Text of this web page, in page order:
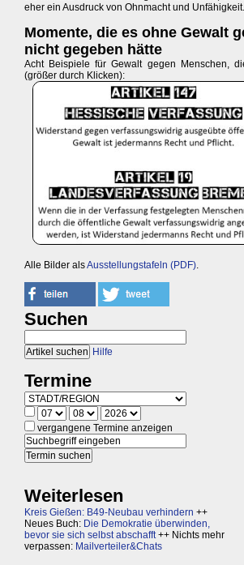
eher ein Ausdruck von Ohnmacht und
Momente, die es ohne Gewalt
nicht gegeben hätte
Acht Beispiele für Gewalt gegen Menschen,
(größer durch Klicken):
Alle Bilder alsAusstellungstafeln (PDF).
Suchen
Hilfe
Termine
vergangene Termine anzeigen
Weiterlesen
Kreis Gießen: B49-Neubau verhindern ++
Neues Buch: Die Demokratie überwinden,
bevor sie sich selbst abschafft++ Nichts mehr
verpassen: Mailverteiler&Chats